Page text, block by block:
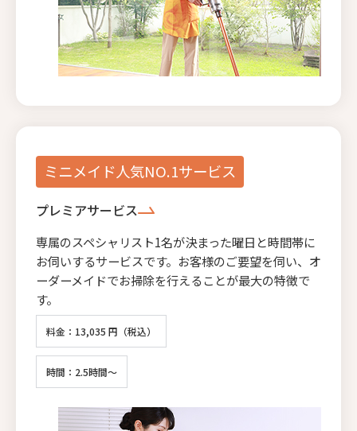
ミニメイド人気NO.1サービス
プレミアサービス
専属のスペシャリスト1名が決まった曜日と時間帯に
お伺いするサービスです。お客様のご要望を伺い、オ
ーダーメイドでお掃除を行えることが最大の特徴で
す。
料金：13,035 円（税込）
時間：2.5時間～